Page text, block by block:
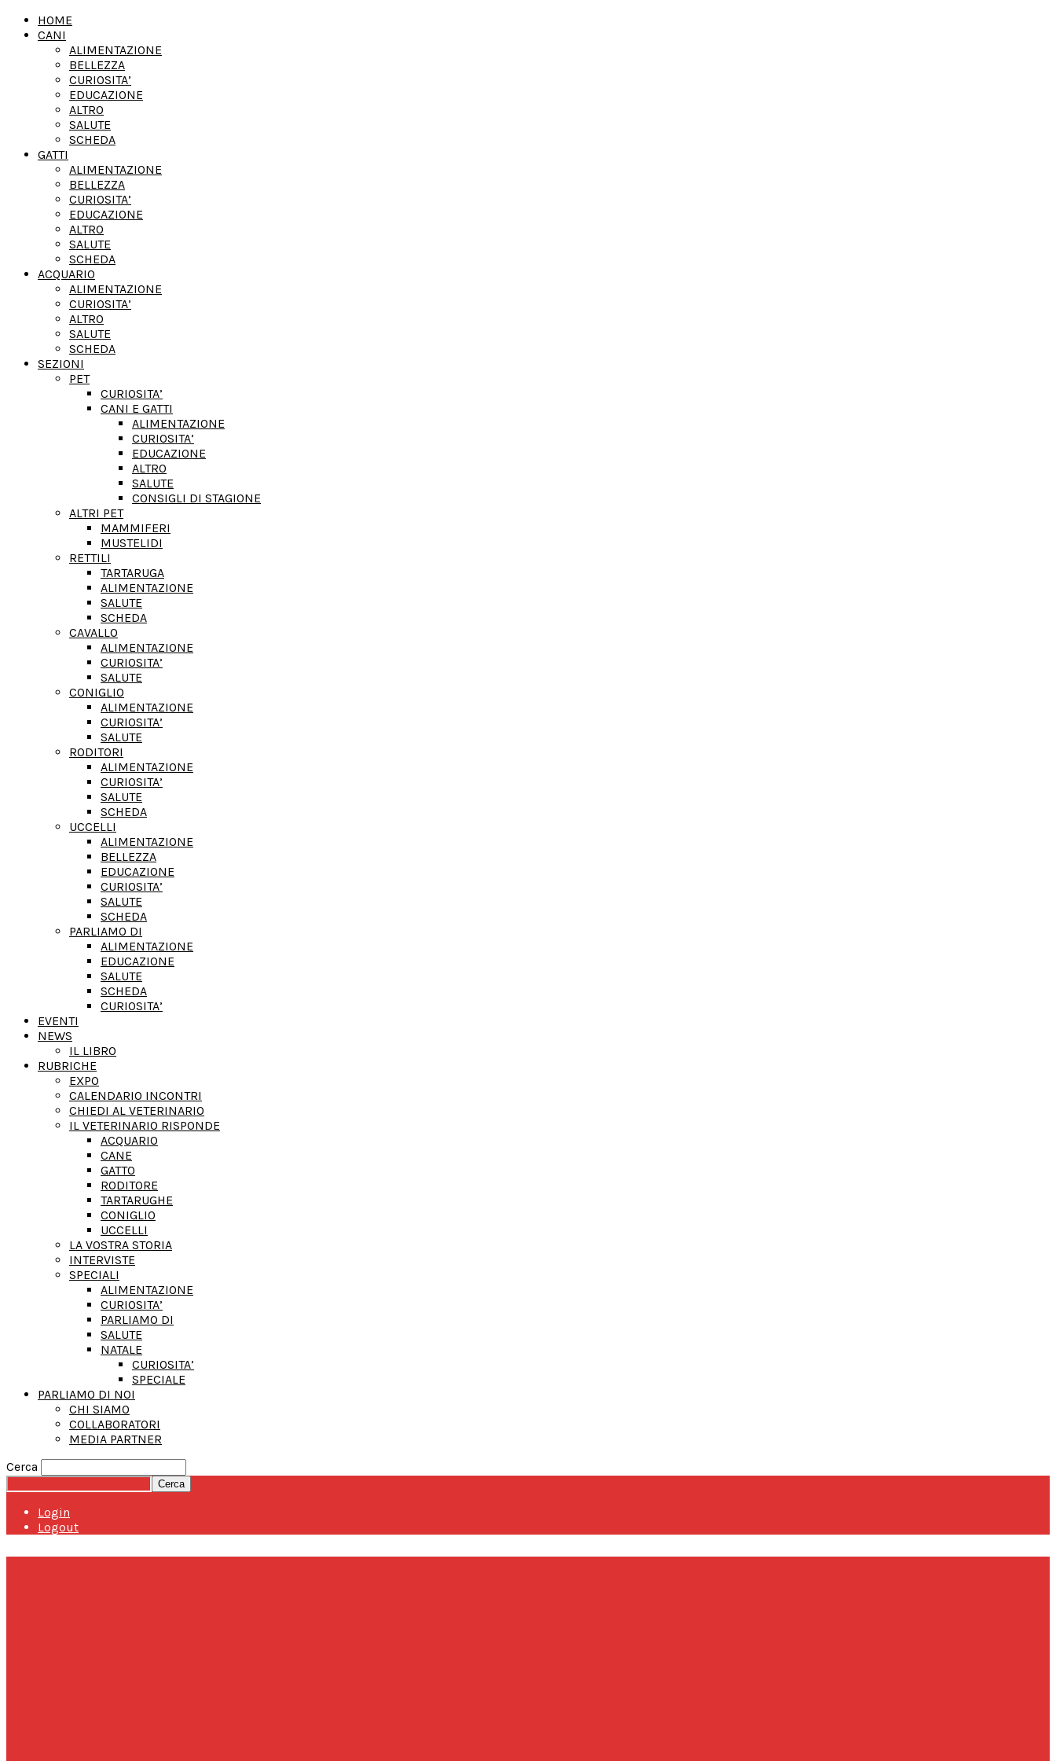
HOME
CANI
ALIMENTAZIONE
BELLEZZA
CURIOSITA’
EDUCAZIONE
ALTRO
SALUTE
SCHEDA
GATTI
ALIMENTAZIONE
BELLEZZA
CURIOSITA’
EDUCAZIONE
ALTRO
SALUTE
SCHEDA
ACQUARIO
ALIMENTAZIONE
CURIOSITA’
ALTRO
SALUTE
SCHEDA
SEZIONI
PET
CURIOSITA’
CANI E GATTI
ALIMENTAZIONE
CURIOSITA’
EDUCAZIONE
ALTRO
SALUTE
CONSIGLI DI STAGIONE
ALTRI PET
MAMMIFERI
MUSTELIDI
RETTILI
TARTARUGA
ALIMENTAZIONE
SALUTE
SCHEDA
CAVALLO
ALIMENTAZIONE
CURIOSITA’
SALUTE
CONIGLIO
ALIMENTAZIONE
CURIOSITA’
SALUTE
RODITORI
ALIMENTAZIONE
CURIOSITA’
SALUTE
SCHEDA
UCCELLI
ALIMENTAZIONE
BELLEZZA
EDUCAZIONE
CURIOSITA’
SALUTE
SCHEDA
PARLIAMO DI
ALIMENTAZIONE
EDUCAZIONE
SALUTE
SCHEDA
CURIOSITA’
EVENTI
NEWS
IL LIBRO
RUBRICHE
EXPO
CALENDARIO INCONTRI
CHIEDI AL VETERINARIO
IL VETERINARIO RISPONDE
ACQUARIO
CANE
GATTO
RODITORE
TARTARUGHE
CONIGLIO
UCCELLI
LA VOSTRA STORIA
INTERVISTE
SPECIALI
ALIMENTAZIONE
CURIOSITA’
PARLIAMO DI
SALUTE
NATALE
CURIOSITA’
SPECIALE
PARLIAMO DI NOI
CHI SIAMO
COLLABORATORI
MEDIA PARTNER
Cerca
Login
Logout